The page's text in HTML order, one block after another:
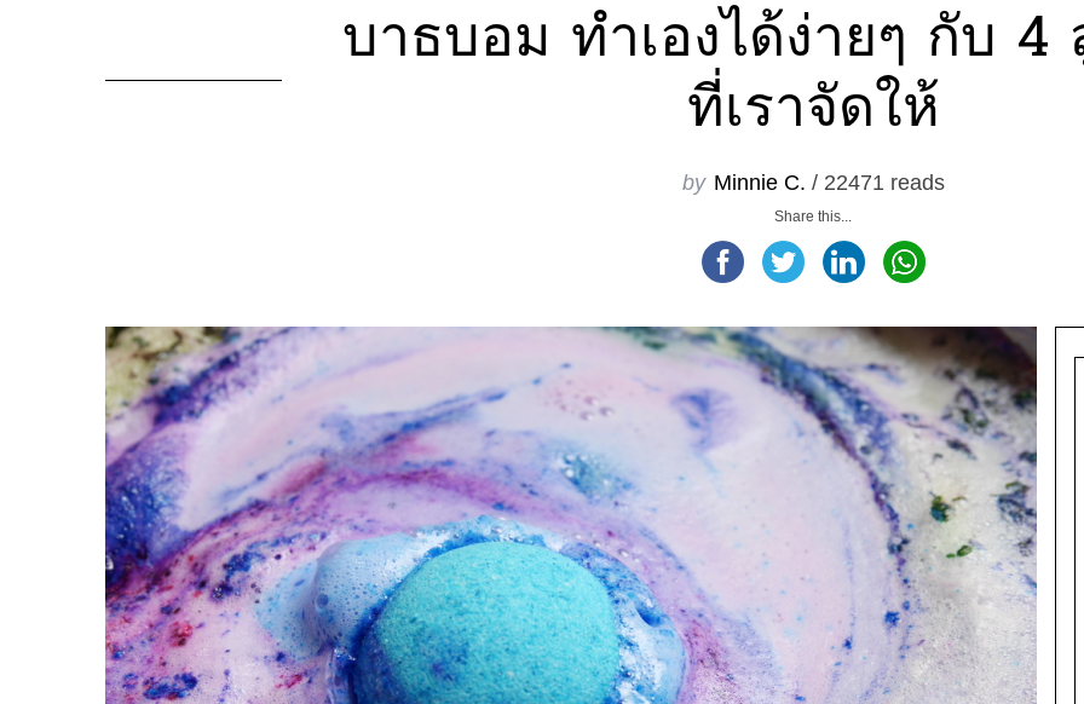
บาธบอม ทำเองได้ง่ายๆ กับ 4
ที่เราจัดให้
by Minnie C. / 22471 reads
Share this...